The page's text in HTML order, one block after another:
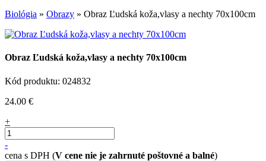
Biológia » Obrazy » Obraz Ľudská koža,vlasy a nechty 70x100cm
Obraz Ľudská koža,vlasy a nechty 70x100cm
Kód produktu: 024832
24.00 €
+
-
cena s DPH (V cene nie je zahrnuté poštovné a balné)